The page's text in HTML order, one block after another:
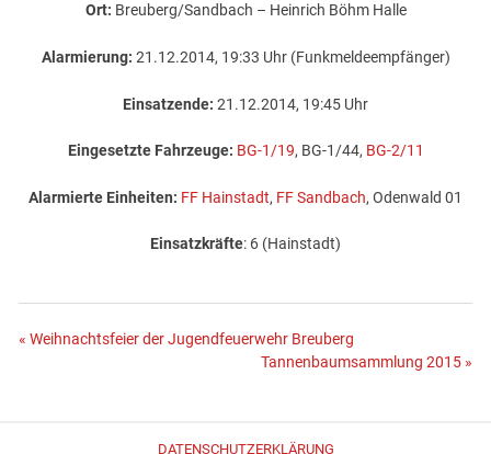
Ort: Breuberg/Sandbach – Heinrich Böhm Halle
Alarmierung: 21.12.2014, 19:33 Uhr (Funkmeldeempfänger)
Einsatzende: 21.12.2014, 19:45 Uhr
Eingesetzte Fahrzeuge: BG-1/19, BG-1/44, BG-2/11
Alarmierte Einheiten: FF Hainstadt, FF Sandbach, Odenwald 01
Einsatzkräfte: 6 (Hainstadt)
Beitragsnavigation
« Weihnachtsfeier der Jugendfeuerwehr Breuberg
Tannenbaumsammlung 2015 »
DATENSCHUTZERKLÄRUNG